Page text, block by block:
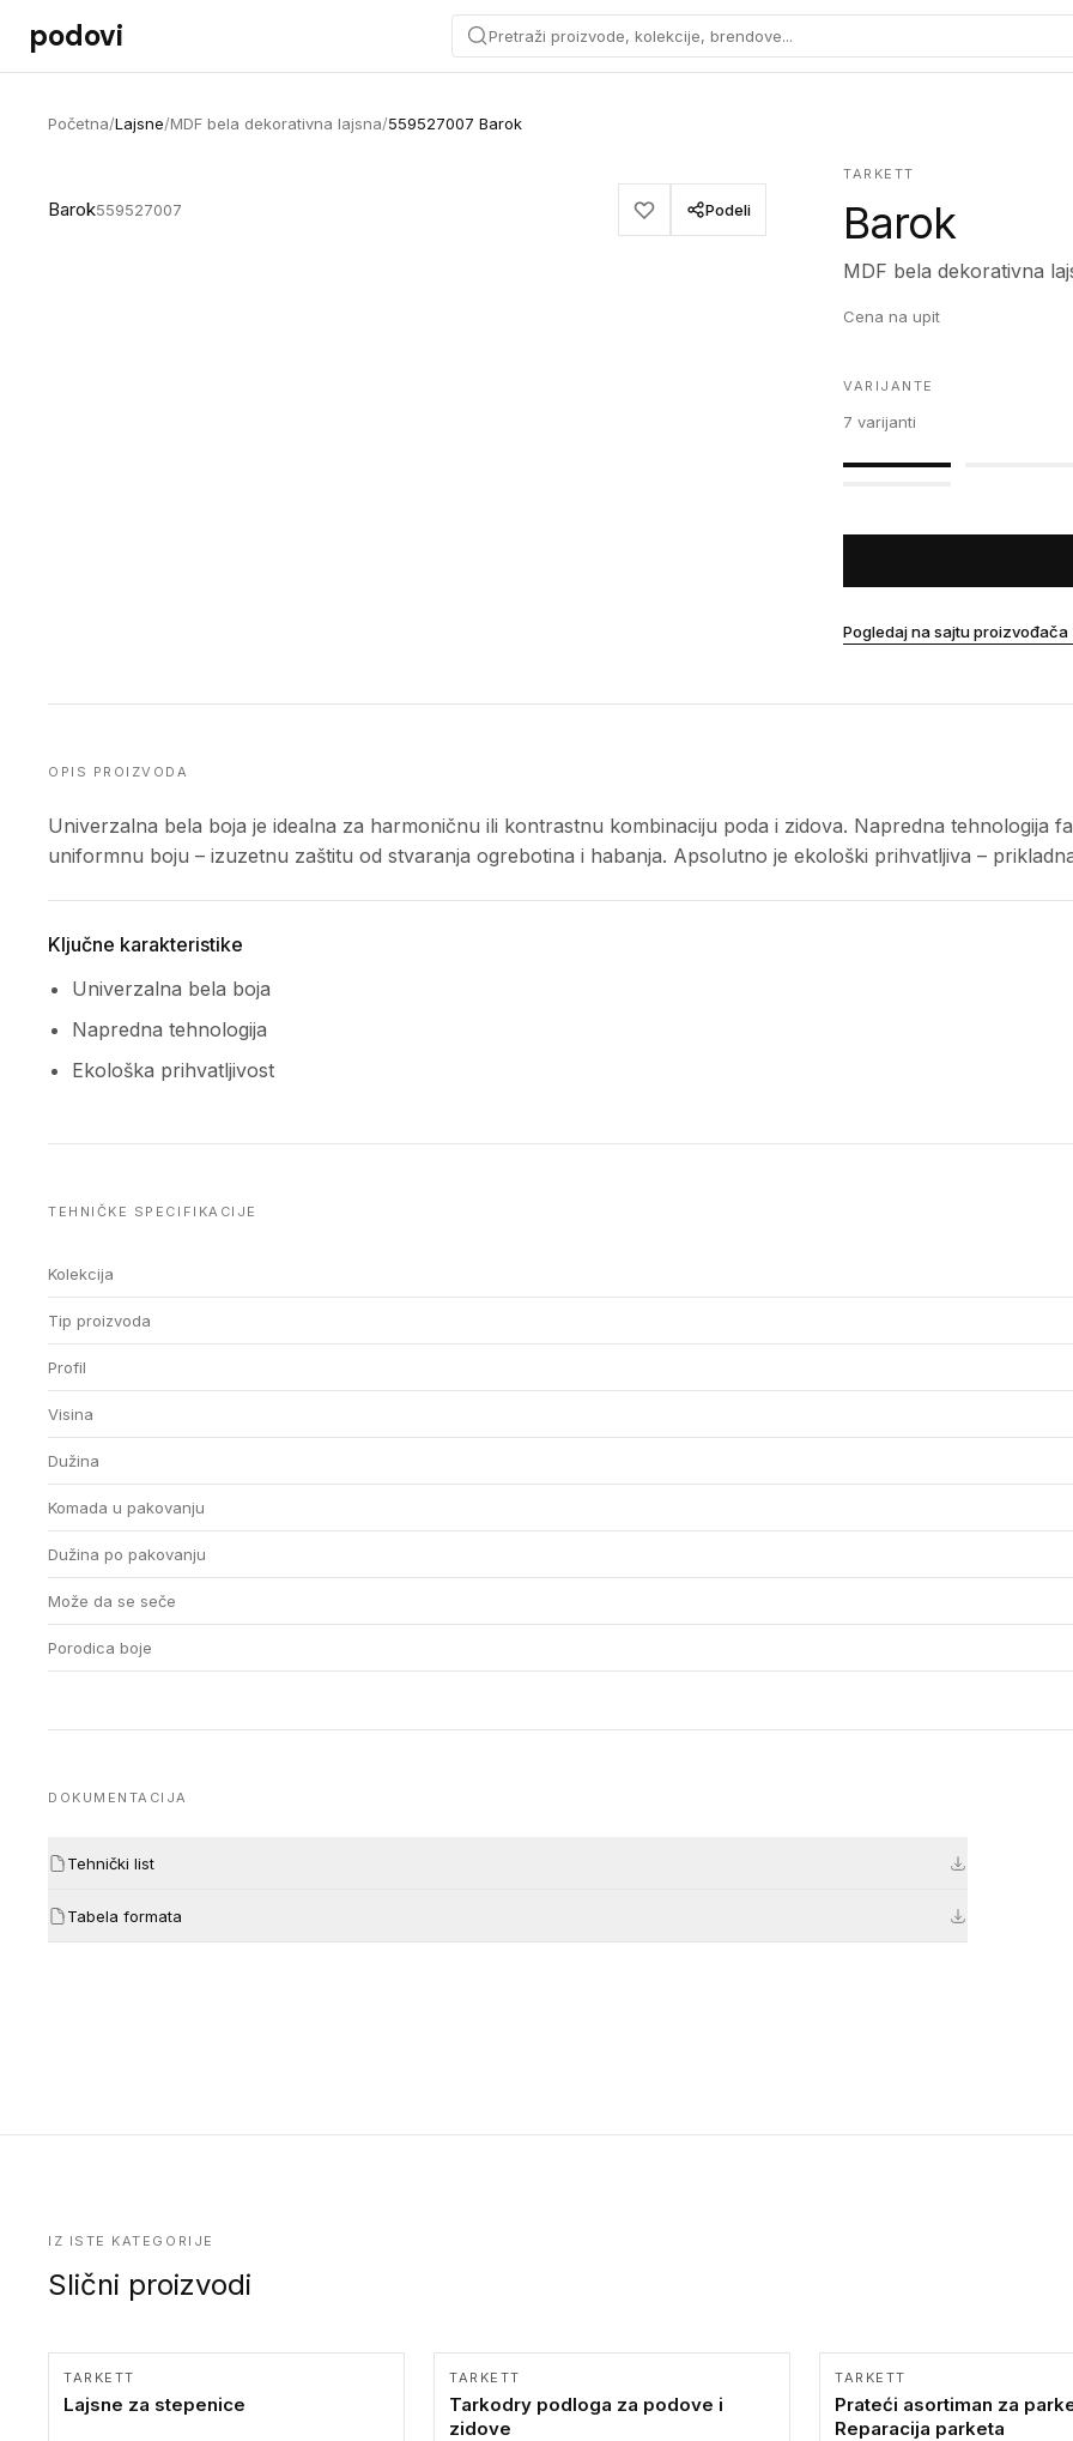
Preskoči na sadržaj
podovi Pretraži proizvode, kolekcije, brendove...
Početna/Lajsne/MDF bela dekorativna lajsna/559527007 Barok
Barok559527007 Podeli
TARKETT
Barok
MDF bela dekorativna
Cena na upit
VARIJANTE
7 varijanti
Pogledaj na sajtu proizvođača
OPIS PROIZVODA
Univerzalna bela boja je idealna za harmoničnu ili kontrastnu kombinaciju poda i zidova. Napredna tehnologija
uniformnu boju – izuzetnu zaštitu od stvaranja ogrebotina i habanja. Apsolutno je ekološki prihvatljiva –
Ključne karakteristike
Univerzalna bela boja
Napredna tehnologija
Ekološka prihvatljivost
TEHNIČKE SPECIFIKACIJE
Kolekcija
Tip proizvoda
Profil
Visina
Dužina
Komada u pakovanju
Dužina po pakovanju
Može da se seče
Porodica boje
DOKUMENTACIJA
Tehnički list
Tabela formata
IZ ISTE KATEGORIJE
Slični proizvodi
TARKETT
Lajsne za stepenice
TARKETT
Tarkodry podloga za podove i
zidove
TARKETT
Prateći asortiman za
Reparacija parketa